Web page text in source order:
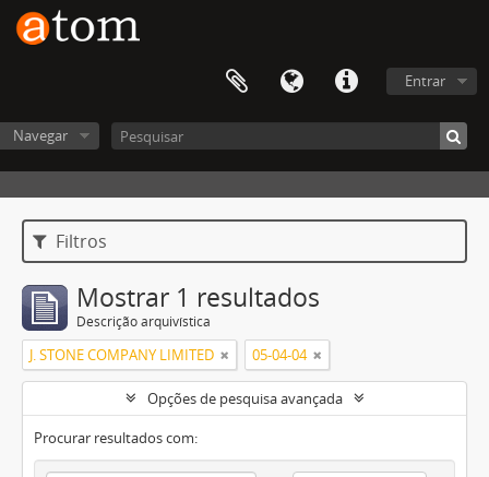
Entrar
Navegar
Filtros
Mostrar 1 resultados
Descrição arquivística
J. STONE COMPANY LIMITED 05-04-04
Opções de pesquisa avançada
Procurar resultados com: